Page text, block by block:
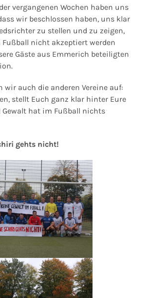
vergangenen Wochen haben uns
wir beschlossen haben, uns klar
zu stellen und zu zeigen,
Fußball nicht akzeptiert werden
Gäste aus Emmerich beteiligten
wir auch die anderen Vereine auf:
stellt Euch ganz klar hinter Eure
Gewalt hat im Fußball nichts
gehts nicht!